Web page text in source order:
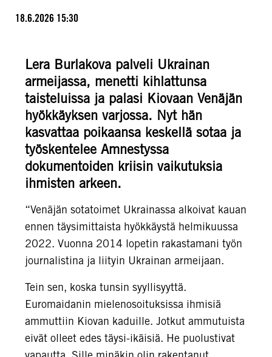
18.6.2026 15:30
Lera Burlakova palveli Ukrainan
armeijassa, menetti kihlattunsa
taisteluissa ja palasi Kiovaan Venäjän
hyökkäyksen varjossa. Nyt hän
kasvattaa poikaansa keskellä sotaa ja
työskentelee Amnestyssa
dokumentoiden kriisin vaikutuksia
ihmisten arkeen.
“Venäjän sotatoimet Ukrainassa alkoivat kauan
ennen täysimittaista hyökkäystä helmikuussa
2022. Vuonna 2014 lopetin rakastamani työn
journalistina ja liityin Ukrainan armeijaan.
Tein sen, koska tunsin syyllisyyttä.
Euromaidanin mielenosoituksissa ihmisiä
ammuttiin Kiovan kaduille. Jotkut ammutuista
eivät olleet edes täysi-ikäisiä. He puolustivat